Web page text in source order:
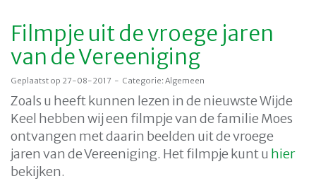
Filmpje uit de vroege jaren
van de Vereeniging
Geplaatst op 27-08-2017 - Categorie: Algemeen
Zoals u heeft kunnen lezen in de nieuwste Wijde
Keel hebben wij een filmpje van de familie Moes
ontvangen met daarin beelden uit de vroege
jaren van de Vereeniging. Het filmpje kunt u hier
bekijken.